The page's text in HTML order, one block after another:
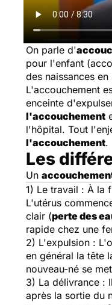
On parle d'
pour l'enfant
des naissances en
L'accouchement
enceinte
l'accouchement
l'hôpital. Tout
l'accouchement.
Les
Un
1) Le travail : À la
L'utérus
clair (perte des
rapide chez une
2) L'expulsion :
en général la tête
nouveau-né se
3) La délivrance :
après la sortie du